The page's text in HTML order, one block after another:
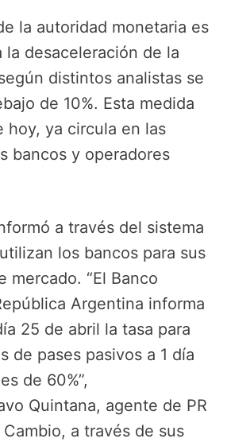
la autoridad monetaria es
la desaceleración de la
distintos analistas se
de 10%. Esta medida
hoy, ya circula en las
bancos y operadores
a través del sistema
los bancos para sus
mercado. “El Banco
Argentina informa
25 de abril la tasa para
de pases pasivos a 1 día
de 60%”,
Quintana, agente de PR
a través de sus